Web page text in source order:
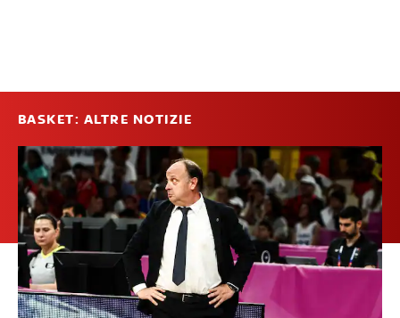
BASKET: ALTRE NOTIZIE